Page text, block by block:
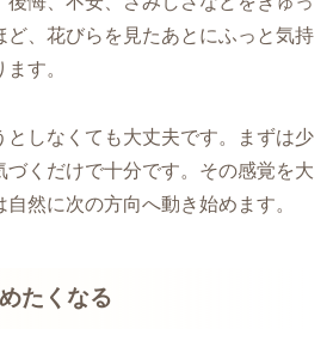
ど、花びらを見たあとにふっと気持
す。
としなくても大丈夫です。まずは少
づくだけで十分です。その感覚を大
然に次の方向へ動き始めます。
たくなる